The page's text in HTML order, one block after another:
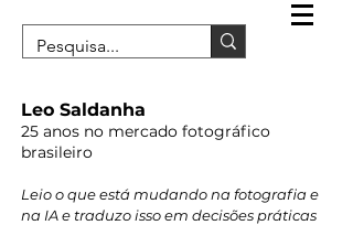
Leo Saldanha
25 anos no mercado fotográfico
brasileiro
Leio o que está mudando na fotografia e
na IA e traduzo isso em decisões práticas